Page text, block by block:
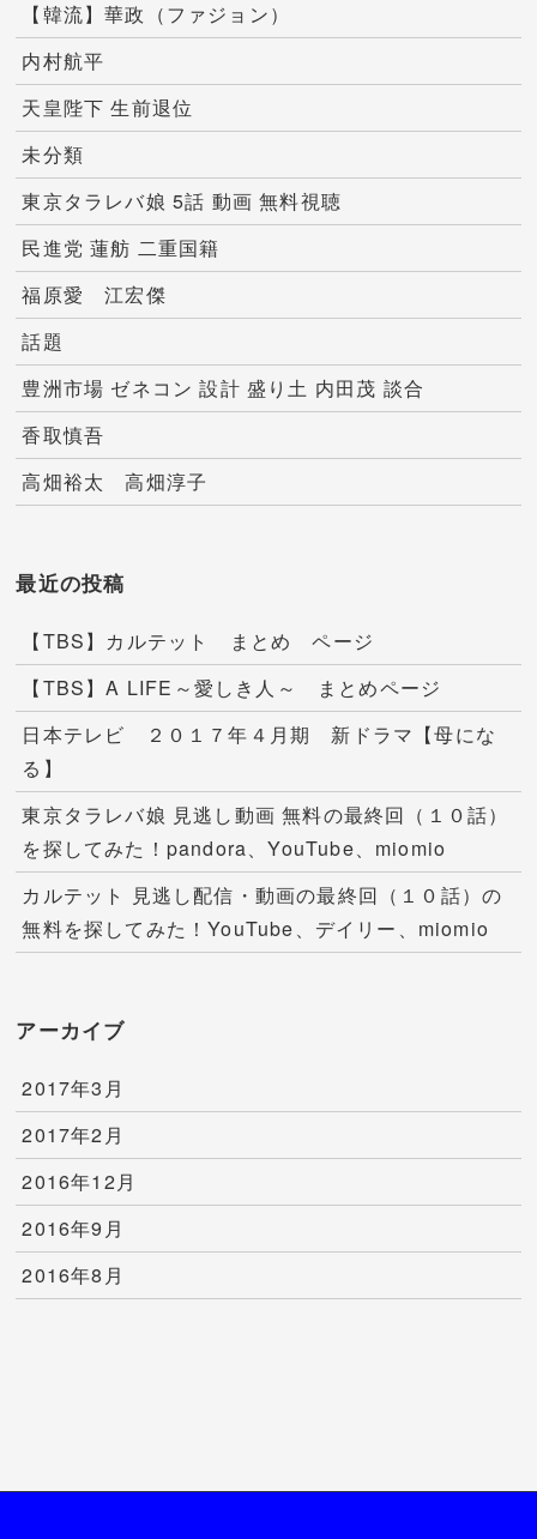
【韓流】華政（ファジョン）
内村航平
天皇陛下 生前退位
未分類
東京タラレバ娘 5話 動画 無料視聴
民進党 蓮舫 二重国籍
福原愛 江宏傑
話題
豊洲市場 ゼネコン 設計 盛り土 内田茂 談合
香取慎吾
高畑裕太 高畑淳子
最近の投稿
【TBS】カルテット まとめ ページ
【TBS】A LIFE～愛しき人～ まとめページ
日本テレビ ２０１７年４月期 新ドラマ【母にな
る】
東京タラレバ娘 見逃し動画 無料の最終回（１０話）
を探してみた！pandora、YouTube、miomio
カルテット 見逃し配信・動画の最終回（１０話）の
無料を探してみた！YouTube、デイリー、miomio
アーカイブ
2017年3月
2017年2月
2016年12月
2016年9月
2016年8月